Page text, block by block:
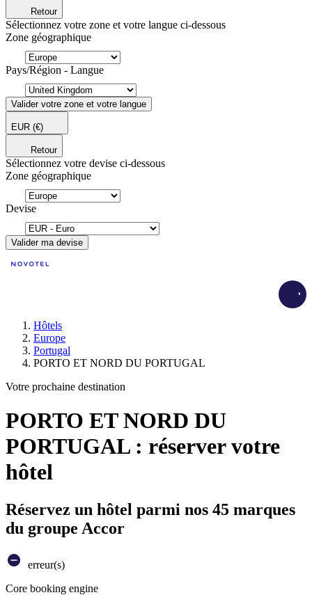
Retour
Sélectionnez votre zone et votre langue ci-dessous
Zone géographique
Pays/Région - Langue
Valider votre zone et votre langue
EUR (€)
Retour
Sélectionnez votre devise ci-dessous
Zone géographique
Devise
Valider ma devise
Hôtels
Europe
Portugal
PORTO ET NORD DU PORTUGAL
Votre prochaine destination
PORTO ET NORD DU
PORTUGAL : réserver votre
hôtel
Réservez un hôtel parmi nos 45 marques
du groupe Accor
erreur(s)
Core booking engine